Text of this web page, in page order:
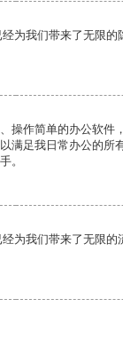
为我们带来了无限的
操作简单的办公软件
满足我日常办公的所
。
为我们带来了无限的